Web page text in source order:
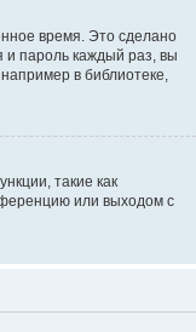
время. Это сделано
и пароль каждый раз, вы
в библиотеке,
такие как
или выходом с